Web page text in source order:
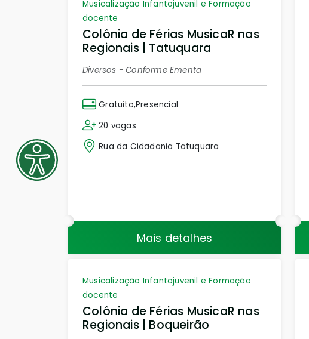
Musicalização Infantojuvenil e Formação
docente
Colônia de Férias MusicaR nas
Regionais | Tatuquara
Diversos - Conforme Ementa
Gratuito,Presencial
20 vagas
Rua da Cidadania Tatuquara
Mais detalhes
Musicalização Infantojuvenil e Formação
docente
Colônia de Férias MusicaR nas
Regionais | Boqueirão